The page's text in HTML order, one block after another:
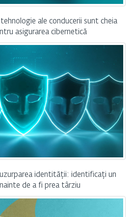
ale conducerii sunt cheia
asigurarea cibernetică
identității: identificați un
de a fi prea târziu